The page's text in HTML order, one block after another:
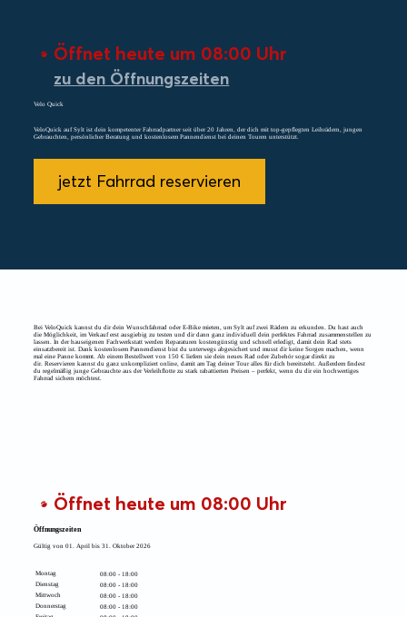
Öffnet heute um 08:00 Uhr
zu den Öffnungszeiten
Velo Quick
VeloQuick auf Sylt ist dein kompetenter Fahrradpartner seit über 20 Jahren, der dich mit top-gepflegten Leihrädern, jungen
Gebrauchten, persönlicher Beratung und kostenlosem Pannendienst bei deinen Touren unterstützt.
jetzt Fahrrad reservieren
Bei VeloQuick kannst du dir dein Wunschfahrrad oder E-Bike mieten, um Sylt auf zwei Rädern zu erkunden. Du hast auch
die Möglichkeit, im Verkauf erst ausgiebig zu testen und dir dann ganz individuell dein perfektes Fahrrad zusammenstellen zu
lassen. In der hauseigenen Fachwerkstatt werden Reparaturen kostengünstig und schnell erledigt, damit dein Rad stets
einsatzbereit ist. Dank kostenlosem Pannendienst bist du unterwegs abgesichert und musst dir keine Sorgen machen, wenn
mal eine Panne kommt. Ab einem Bestellwert von 150 € liefern sie dein neues Rad oder Zubehör sogar direkt zu
dir. Reservieren kannst du ganz unkompliziert online, damit am Tag deiner Tour alles für dich bereitsteht. Außerdem findest
du regelmäßig junge Gebrauchte aus der Verleihflotte zu stark rabattierten Preisen – perfekt, wenn du dir ein hochwertiges
Fahrrad sichern möchtest.
Öffnet heute um 08:00 Uhr
Öffnungszeiten
Gültig von 01. April bis 31. Oktober 2026
Montag
08:00 - 18:00
Dienstag
08:00 - 18:00
Mittwoch
08:00 - 18:00
Donnerstag
08:00 - 18:00